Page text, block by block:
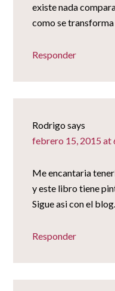
existe nada
como se
Responder
Rodrigosays
febrero 15, 2015 at
Me encantaria
y este libro tiene
Sigue asi con el blog.
Responder